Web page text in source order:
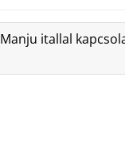
Manju itallal